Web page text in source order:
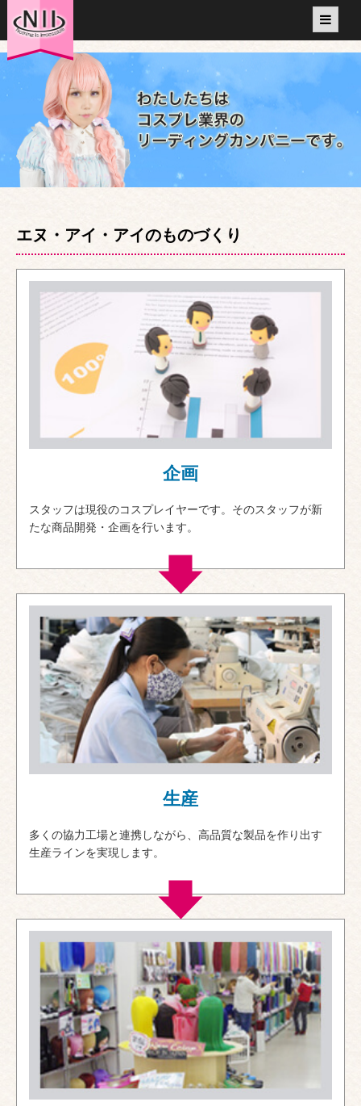
エヌ・アイ・アイのものづくり
企画
スタッフは現役のコスプレイヤーです。そのスタッフが新
たな商品開発・企画を行います。
生産
多くの協力工場と連携しながら、高品質な製品を作り出す
生産ラインを実現します。